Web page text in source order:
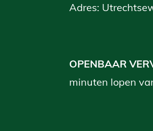
Adres:
OPENBAAR
minuten lopen